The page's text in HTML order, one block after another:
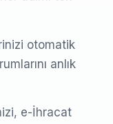
otomatik
anlık
e-İhracat